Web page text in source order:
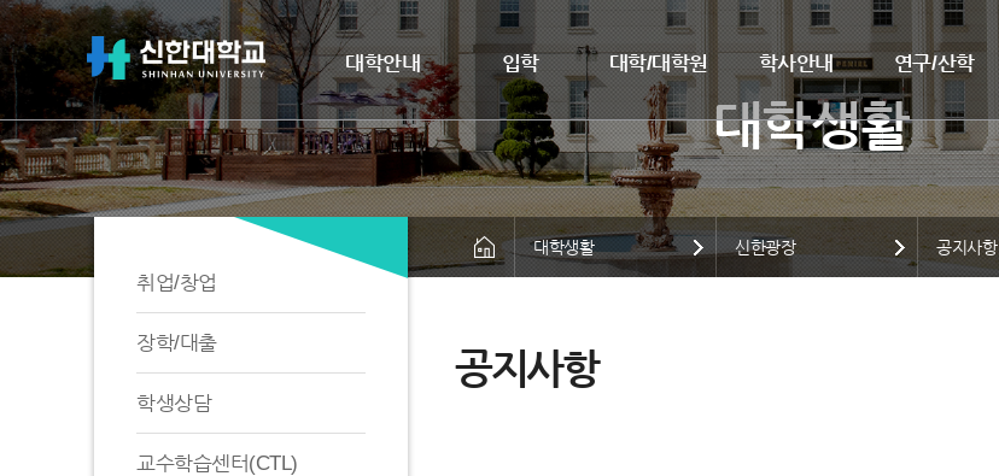
대학안내 입학 대학/대학원 학사안내 연구/산학
취업/창업
장학/대출
학생상담
교수학습센터(CTL)
대학생활 신한광장 공지사항
공지사항